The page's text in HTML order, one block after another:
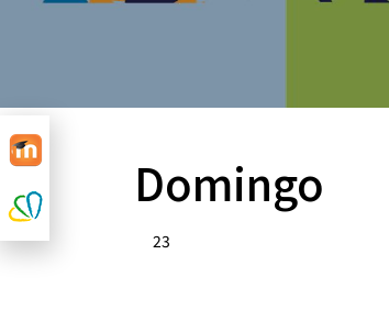
Domingo
23